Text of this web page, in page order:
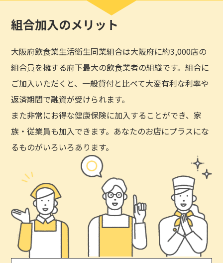
組合加入のメリット
大阪府飲食業生活衛生同業組合は大阪府に約3,000店の
組合員を擁する府下最大の飲食業者の組織です。組合に
ご加入いただくと、一般貸付と比べて大変有利な利率や
返済期間で融資が受けられます。
また非常にお得な健康保険に加入することができ、家
族・従業員も加入できます。あなたのお店にプラスにな
るものがいろいろあります。